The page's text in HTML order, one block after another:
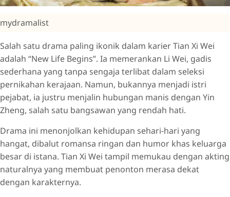
mydramalist
Salah satu drama paling ikonik dalam karier Tian Xi Wei
adalah “New Life Begins”. Ia memerankan Li Wei, gadis
sederhana yang tanpa sengaja terlibat dalam seleksi
pernikahan kerajaan. Namun, bukannya menjadi istri
pejabat, ia justru menjalin hubungan manis dengan Yin
Zheng, salah satu bangsawan yang rendah hati.
Drama ini menonjolkan kehidupan sehari-hari yang
hangat, dibalut romansa ringan dan humor khas keluarga
besar di istana. Tian Xi Wei tampil memukau dengan akting
naturalnya yang membuat penonton merasa dekat
dengan karakternya.